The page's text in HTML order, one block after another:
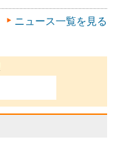
ニュース一覧を見る